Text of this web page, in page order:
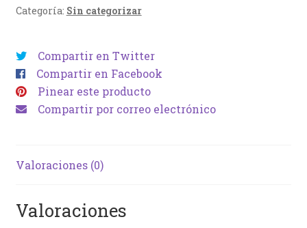
Categoría: Sin categorizar
Compartir en Twitter
Compartir en Facebook
Pinear este producto
Compartir por correo electrónico
Valoraciones (0)
Valoraciones